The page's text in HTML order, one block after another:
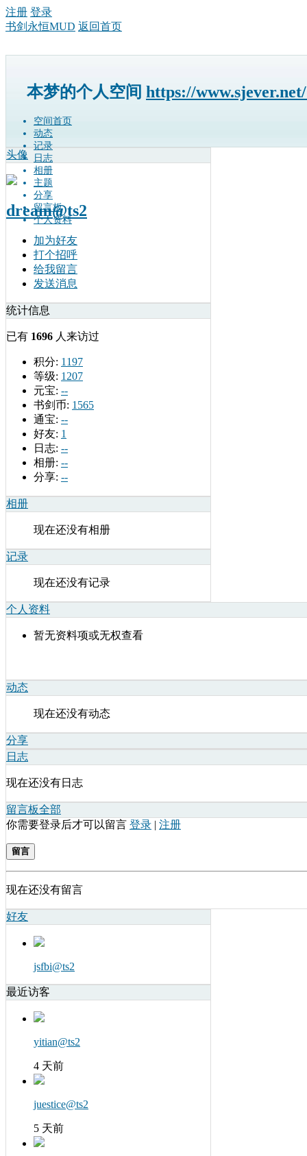
注册 登录
书剑永恒MUD 返回首页
本梦的个人空间 https://
空间首页
动态
记录
日志
相册
主题
分享
留言板
个人资料
头像
dream@ts2
加为好友
打个招呼
给我留言
发送消息
统计信息
已有 1696 人来访过
积分: 1197
等级: 1207
元宝: --
书剑币: 1565
通宝: --
好友: 1
日志: --
相册: --
分享: --
相册
现在还没有相册
记录
现在还没有记录
个人资料
暂无资料项或无权查看
动态
现在还没有动态
分享
日志
现在还没有日志
留言板全部
你需要登录后才可以留言 登录 | 注册
留言
现在还没有留言
好友
jsfbi@ts2
最近访客
yitian@ts2
4 天前
juestice@ts2
5 天前